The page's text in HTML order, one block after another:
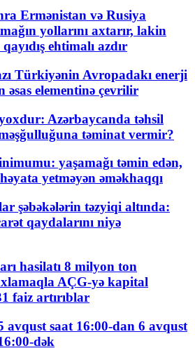
Ermənistan və Rusiya
yollarını axtarır, lakin
ehtimalı azdır
Türkiyənin Avropadakı enerji
əsas elementinə çevrilir
Azərbaycanda təhsil
təminat vermir?
yaşamağı təmin edən,
yetməyən əməkhaqqı
şəbəkələrin təzyiqi altında:
qaydalarını niyə
hasilatı 8 milyon ton
AÇG-yə kapital
faiz artırıblar
avqust saat 16:00-dan 6 avqust
dək